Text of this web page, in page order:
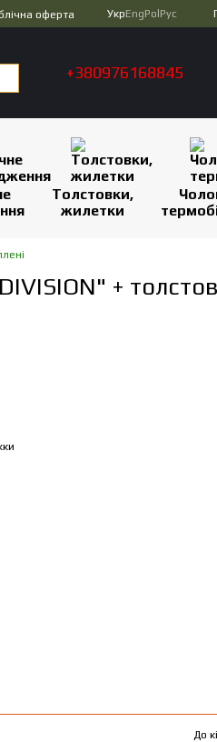
оферта
УкрEngPol Рус
+380976168845
Толстовки,
жилетки
+
До